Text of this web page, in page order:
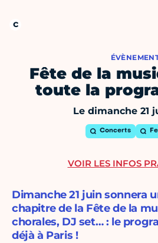
Fête de la
toute la
Le dimanche 21
Concerts
Dimanche 21 juin sonnera
chapitre de la Fête de la
chorales, DJ set… : le
déjà à Paris !
VOIR LES INFOS